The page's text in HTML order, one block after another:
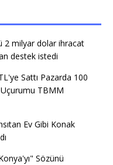
2 milyar dolar ihracat
destek istedi
Sattı Pazarda 100
TBMM
Ev Gibi Konak
Sözünü